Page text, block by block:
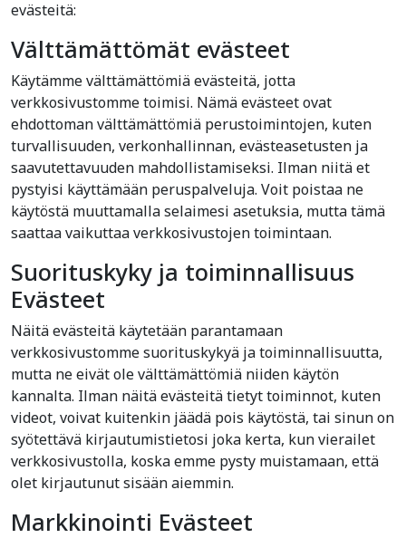
evästeitä:
Välttämättömät evästeet
Käytämme välttämättömiä evästeitä, jotta
verkkosivustomme toimisi. Nämä evästeet ovat
ehdottoman välttämättömiä perustoimintojen, kuten
turvallisuuden, verkonhallinnan, evästeasetusten ja
saavutettavuuden mahdollistamiseksi. Ilman niitä et
pystyisi käyttämään peruspalveluja. Voit poistaa ne
käytöstä muuttamalla selaimesi asetuksia, mutta tämä
saattaa vaikuttaa verkkosivustojen toimintaan.
Suorituskyky ja toiminnallisuus
Evästeet
Näitä evästeitä käytetään parantamaan
verkkosivustomme suorituskykyä ja toiminnallisuutta,
mutta ne eivät ole välttämättömiä niiden käytön
kannalta. Ilman näitä evästeitä tietyt toiminnot, kuten
videot, voivat kuitenkin jäädä pois käytöstä, tai sinun on
syötettävä kirjautumistietosi joka kerta, kun vierailet
verkkosivustolla, koska emme pysty muistamaan, että
olet kirjautunut sisään aiemmin.
Markkinointi Evästeet